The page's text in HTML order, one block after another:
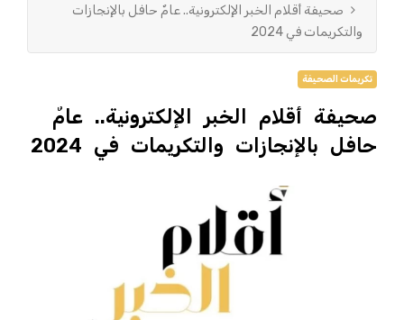
صحيفة أقلام الخبر الإلكترونية.. عامٌ حافل بالإنجازات
والتكريمات في 2024
تكريمات الصحيفة
صحيفة أقلام الخبر الإلكترونية.. عامٌ
حافل بالإنجازات والتكريمات في 2024